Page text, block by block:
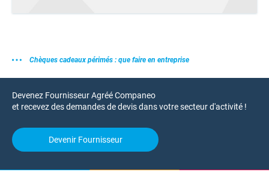
Chèques cadeaux périmés : que faire en entreprise
Devenez Fournisseur Agréé Companeo
et recevez des demandes de devis dans votre secteur d'activité !
Devenir Fournisseur